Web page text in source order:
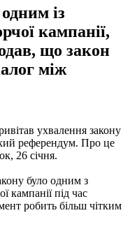
із
кампанії,
що закон
між
ухвалення закону
референдум. Про це
26 січня.
було одним з
кампанії під час
робить більш чітким